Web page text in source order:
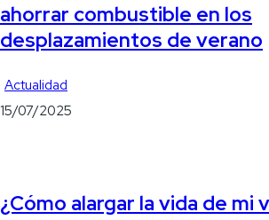
ahorrar combustible en los
desplazamientos de verano
Actualidad
15/07/2025
¿Cómo alargar la vida de mi